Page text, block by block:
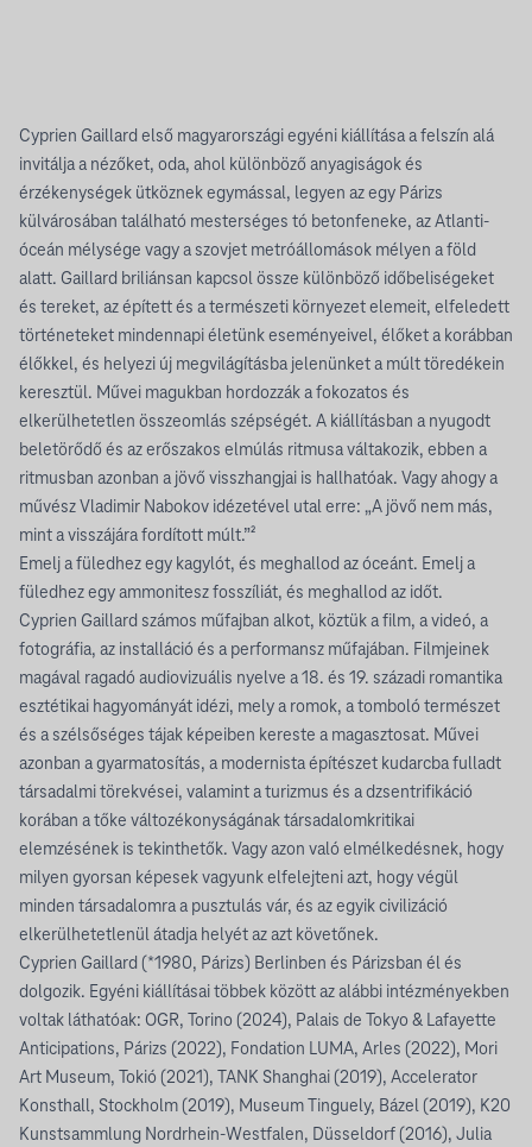
Cyprien Gaillard első magyarországi egyéni kiállítása a felszín alá
invitálja a nézőket, oda, ahol különböző anyagiságok és
érzékenységek ütköznek egymással, legyen az egy Párizs
külvárosában található mesterséges tó betonfeneke, az Atlanti-
óceán mélysége vagy a szovjet metróállomások mélyen a föld
alatt. Gaillard briliánsan kapcsol össze különböző időbeliségeket
és tereket, az épített és a természeti környezet elemeit, elfeledett
történeteket mindennapi életünk eseményeivel, élőket a korábban
élőkkel, és helyezi új megvilágításba jelenünket a múlt töredékein
keresztül. Művei magukban hordozzák a fokozatos és
elkerülhetetlen összeomlás szépségét. A kiállításban a nyugodt
beletörődő és az erőszakos elmúlás ritmusa váltakozik, ebben a
ritmusban azonban a jövő visszhangjai is hallhatóak. Vagy ahogy a
művész Vladimir Nabokov idézetével utal erre: „A jövő nem más,
mint a visszájára fordított múlt.”²
Emelj a füledhez egy kagylót, és meghallod az óceánt. Emelj a
füledhez egy ammonitesz fosszíliát, és meghallod az időt.
Cyprien Gaillard számos műfajban alkot, köztük a film, a videó, a
fotográfia, az installáció és a performansz műfajában. Filmjeinek
magával ragadó audiovizuális nyelve a 18. és 19. századi romantika
esztétikai hagyományát idézi, mely a romok, a tomboló természet
és a szélsőséges tájak képeiben kereste a magasztosat. Művei
azonban a gyarmatosítás, a modernista építészet kudarcba fulladt
társadalmi törekvései, valamint a turizmus és a dzsentrifikáció
korában a tőke változékonyságának társadalomkritikai
elemzésének is tekinthetők. Vagy azon való elmélkedésnek, hogy
milyen gyorsan képesek vagyunk elfelejteni azt, hogy végül
minden társadalomra a pusztulás vár, és az egyik civilizáció
elkerülhetetlenül átadja helyét az azt követőnek.
Cyprien Gaillard (*1980, Párizs) Berlinben és Párizsban él és
dolgozik. Egyéni kiállításai többek között az alábbi intézményekben
voltak láthatóak: OGR, Torino (2024), Palais de Tokyo & Lafayette
Anticipations, Párizs (2022), Fondation LUMA, Arles (2022), Mori
Art Museum, Tokió (2021), TANK Shanghai (2019), Accelerator
Konsthall, Stockholm (2019), Museum Tinguely, Bázel (2019), K20
Kunstsammlung Nordrhein-Westfalen, Düsseldorf (2016), Julia